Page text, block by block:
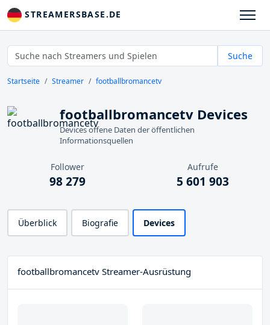
STREAMERSBASE.DE
Suche
Startseite Streamer footballbromancetv
footballbromancetv Devices
Devices offene Daten der öffentlichen
Informationsquellen
Follower
98 279
Aufrufe
5 601 903
Überblick Biografie Devices
footballbromancetv Streamer-Ausrüstung